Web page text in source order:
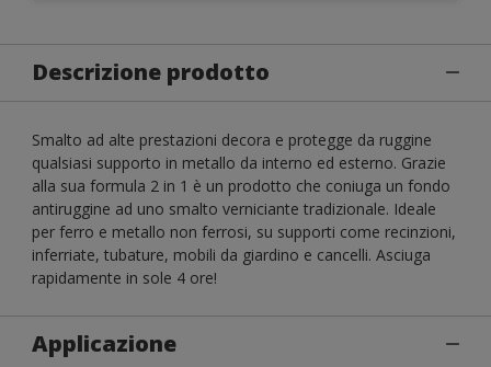
Descrizione prodotto
Smalto ad alte prestazioni decora e protegge da ruggine
qualsiasi supporto in metallo da interno ed esterno. Grazie
alla sua formula 2 in 1 è un prodotto che coniuga un fondo
antiruggine ad uno smalto verniciante tradizionale. Ideale
per ferro e metallo non ferrosi, su supporti come recinzioni,
inferriate, tubature, mobili da giardino e cancelli. Asciuga
rapidamente in sole 4 ore!
Applicazione